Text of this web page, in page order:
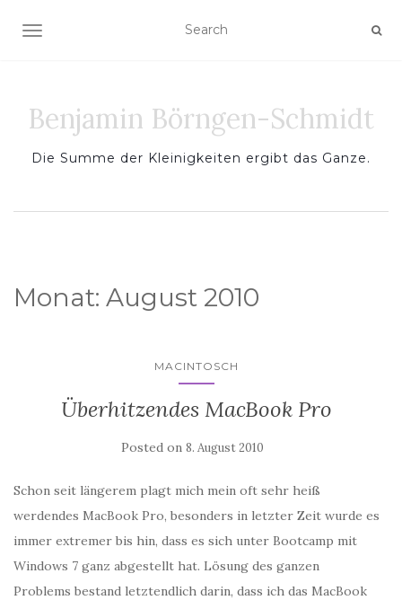
TOGGLE NAVIGATION
Benjamin Börngen-Schmidt
Die Summe der Kleinigkeiten ergibt das Ganze.
Monat: August 2010
MACINTOSCH
Überhitzendes MacBook Pro
Posted on 8. August 2010
Schon seit längerem plagt mich mein oft sehr heiß
werdendes MacBook Pro, besonders in letzter Zeit wurde es
immer extremer bis hin, dass es sich unter Bootcamp mit
Windows 7 ganz abgestellt hat. Lösung des ganzen
Problems bestand letztendlich darin, dass ich das MacBook